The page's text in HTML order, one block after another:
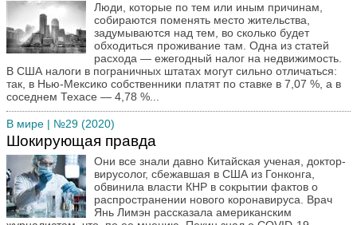
Люди, которые по тем или иным причинам,
собираются поменять место жительства,
задумываются над тем, во сколько будет
обходиться проживание там. Одна из статей
расхода — ежегодный налог на недвижимость.
В США налоги в пограничных штатах могут сильно отличаться:
так, в Нью-Мексико собственники платят по ставке в 7,07 %, а в
соседнем Техасе — 4,78 %...
В мире | №29 (2020)
Шокирующая правда
Они все знали давно Китайская ученая, доктор-
вирусолог, сбежавшая в США из Гонконга,
обвинила власти КНР в сокрытии фактов о
распространении нового коронавируса. Врач
Янь Лимэн рассказала американским